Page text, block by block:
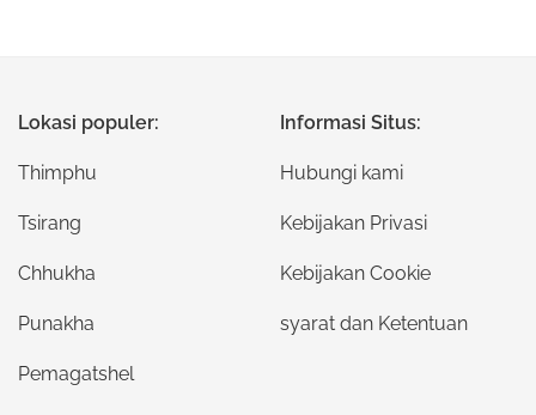
Lokasi populer:
Thimphu
Tsirang
Chhukha
Punakha
Pemagatshel
Informasi Situs:
Hubungi kami
Kebijakan Privasi
Kebijakan Cookie
syarat dan Ketentuan